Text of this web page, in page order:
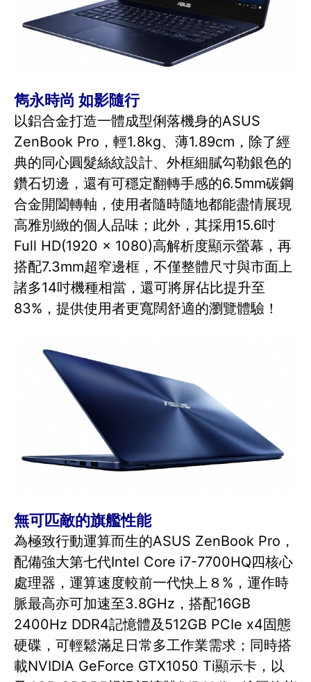
雋永時尚 如影隨行
以鋁合金打造一體成型俐落機身的ASUS
ZenBook Pro，輕1.8kg、薄1.89cm，除了經
典的同心圓髮絲紋設計、外框細膩勾勒銀色的
鑽石切邊，還有可穩定翻轉手感的6.5mm碳鋼
合金開闔轉軸，使用者隨時隨地都能盡情展現
高雅別緻的個人品味；此外，其採用15.6吋
Full HD(1920 x 1080)高解析度顯示螢幕，再
搭配7.3mm超窄邊框，不僅整體尺寸與市面上
諸多14吋機種相當，還可將屏佔比提升至
83%，提供使用者更寬闊舒適的瀏覽體驗！
無可匹敵的旗艦性能
為極致行動運算而生的ASUS ZenBook Pro，
配備強大第七代Intel Core i7-7700HQ四核心
處理器，運算速度較前一代快上８%，運作時
脈最高亦可加速至3.8GHz，搭配16GB
2400Hz DDR4記憶體及512GB PCIe x4固態
硬碟，可輕鬆滿足日常多工作業需求；同時搭
載NVIDIA GeForce GTX1050 Ti顯示卡，以